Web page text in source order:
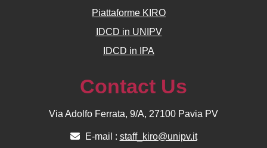
Piattaforme KIRO
IDCD in UNIPV
IDCD in IPA
Contact Us
Via Adolfo Ferrata, 9/A, 27100 Pavia PV
E-mail : staff_kiro@unipv.it